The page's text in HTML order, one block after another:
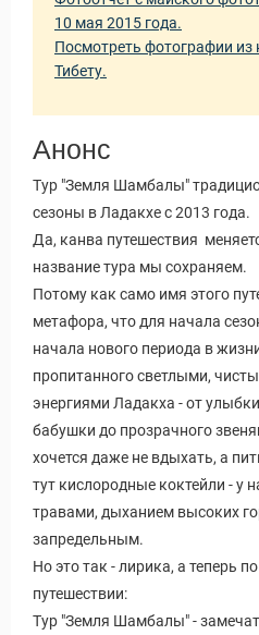
10 мая 2015 года.
Посмотреть фотографии из
Тибету.
Анонс
Тур "Земля Шамбалы"
сезоны в Ладакхе с 2013 года.
Да, канва путешествия
название тура мы сохраняем.
Потому как само имя этого
метафора, что для начала
начала нового периода в
пропитанного светлыми,
энергиями Ладакха - от
бабушки до прозрачного
хочется даже не вдыхать, а
тут кислородные коктейли - у
травами, дыханием высоких
запредельным.
Но это так - лирика, а теперь
путешествии:
Тур "Земля Шамбалы" -